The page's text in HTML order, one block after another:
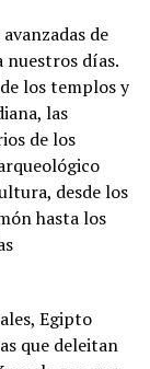
de
nuestros días.
los templos y
las
de los
desde los
hasta los
Egipto
que deleitan